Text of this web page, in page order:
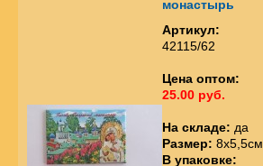
монастырь
Артикул:
42115/62
Цена оптом:
25.00 руб.
На складе: да
Размер: 8х5,5см
В упаковке: